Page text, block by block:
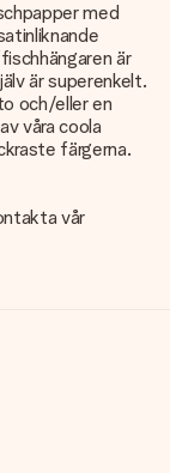
med
är
är superenkelt.
och/eller en
våra coola
färgerna.
vår